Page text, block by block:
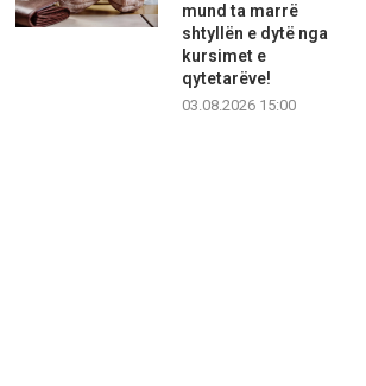
mund ta marrë
shtyllën e dytë nga
kursimet e
qytetarëve!
03.08.2026 15:00